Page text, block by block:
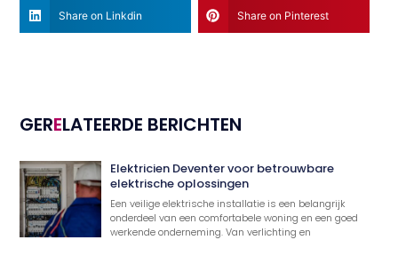
Share on Linkdin Share on Pinterest
GERELATEERDE BERICHTEN
Elektricien Deventer voor betrouwbare
elektrische oplossingen
Een veilige elektrische installatie is een belangrijk
onderdeel van een comfortabele woning en een goed
werkende onderneming. Van verlichting en